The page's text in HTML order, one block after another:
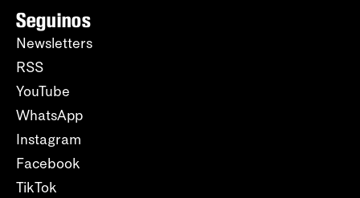
Seguinos
Newsletters
RSS
YouTube
WhatsApp
Instagram
Facebook
TikTok